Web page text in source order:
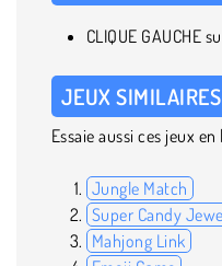
CLIQUE GAUCHE
JEUX SIMILAIRES
Essaie aussi ces jeux
Jungle Match
Super Candy
Mahjong Link